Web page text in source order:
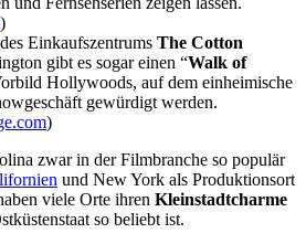
)
Einkaufszentrums The Cotton
gibt es sogar einen “Walk of
Hollywoods, auf dem einheimische
gewürdigt werden.
)
zwar in der Filmbranche so populär
und New York als Produktionsort
viele Orte ihren Kleinstadtcharme
so beliebt ist.